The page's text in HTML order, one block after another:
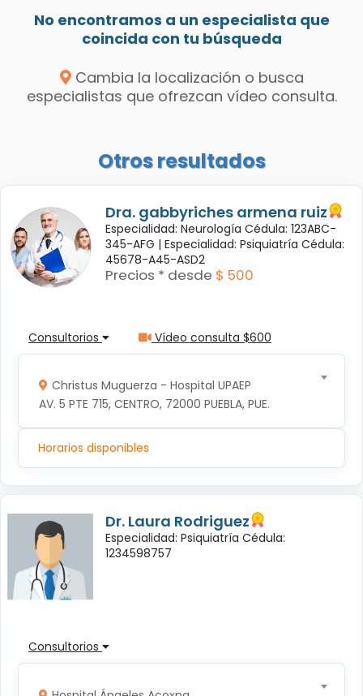
No encontramos a un especialista que
coincida con tu búsqueda
Cambia la localización o busca
especialistas que ofrezcan vídeo consulta.
Otros resultados
Dra. gabbyriches armena ruiz
Especialidad: Neurología Cédula: 123ABC-
345-AFG | Especialidad: Psiquiatría Cédula:
45678-A45-ASD2
Precios * desde $ 500
Consultorios Vídeo consulta $600
Christus Muguerza - Hospital UPAEP
AV. 5 PTE 715, CENTRO, 72000 PUEBLA, PUE.
Horarios disponibles
Dr. Laura Rodriguez
Especialidad: Psiquiatría Cédula:
1234598757
Consultorios